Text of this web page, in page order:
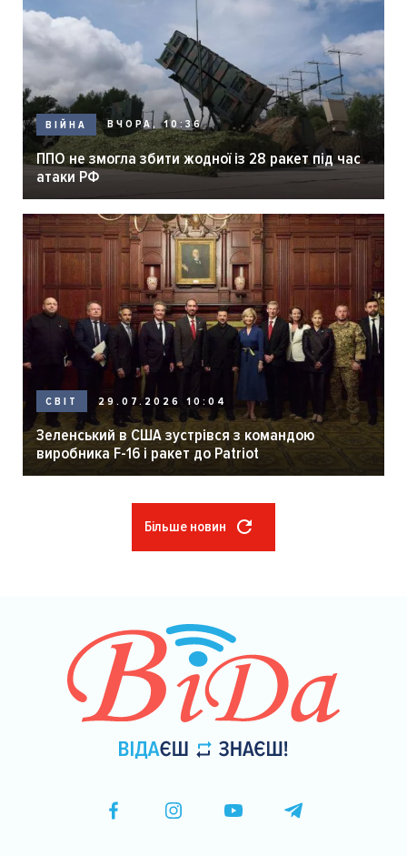
ВІЙНА ВЧОРА, 10:36
ППО не змогла збити жодної із 28 ракет під час
атаки РФ
СВІТ 29.07.2026 10:04
Зеленський в США зустрівся з командою
виробника F-16 і ракет до Patriot
Більше новин